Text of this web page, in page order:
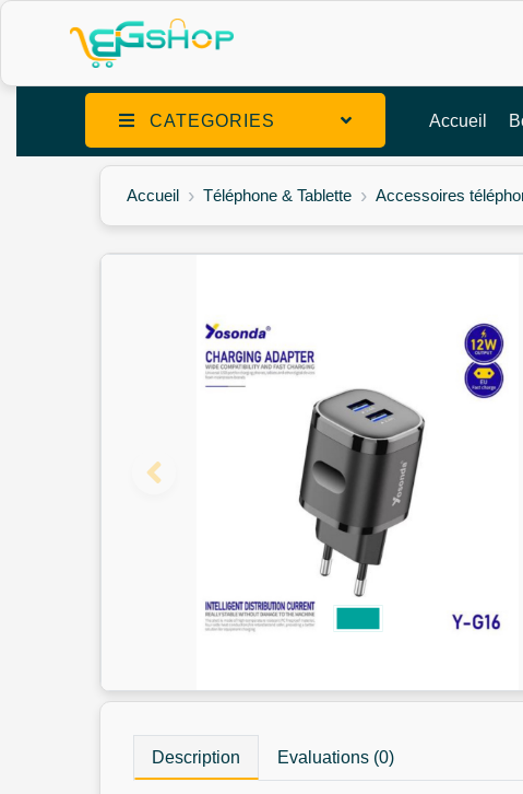
CATEGORIES Accueil
Accueil Téléphone & Tablette Accessoires
Description Evaluations (0)